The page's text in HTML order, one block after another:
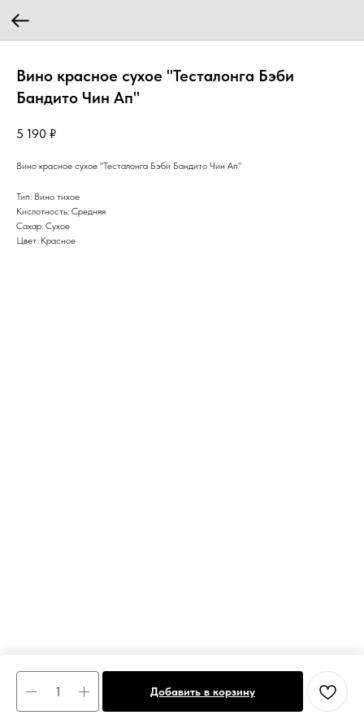
Вино красное сухое "Тесталонга Бэби
Бандито Чин Ап"
5 190 ₽
Добавить в корзину
Вино красное сухое "Тесталонга Бэби Бандито Чин Ап"
Тип: Вино тихое
Кислотность: Средняя
Сахар: Сухое
Цвет: Красное